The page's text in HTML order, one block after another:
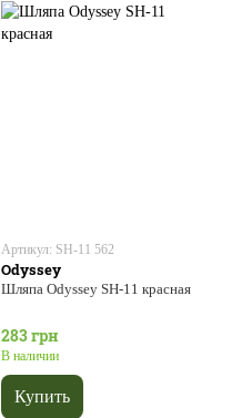
Артикул: SH-11 562
Odyssey
Шляпа Odyssey SH-11 красная
283 грн
В наличии
Купить